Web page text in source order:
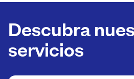
Descubra
servicios